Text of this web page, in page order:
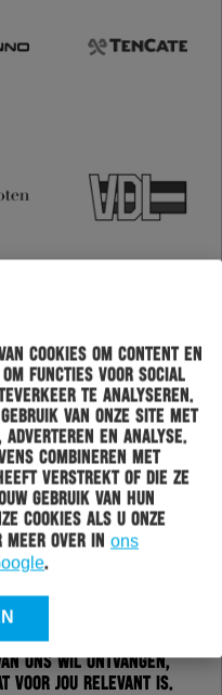
cookies om content en
functies voor social
te analyseren.
van onze site met
adverteren en analyse.
combineren met
verstrekt of die ze
gebruik van hun
cookies als u onze
over in ons
.
nieuwsbrief
gehouden worden
je dan in voor de
Doordat je zelf aan
ons wil ontvangen,
voor jou relevant is.